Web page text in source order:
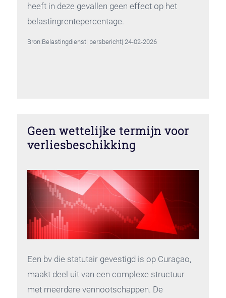
heeft in deze gevallen geen effect op het
belastingrentepercentage.
Bron:Belastingdienst| persbericht| 24-02-2026
Geen wettelijke termijn voor
verliesbeschikking
Een bv die statutair gevestigd is op Curaçao,
maakt deel uit van een complexe structuur
met meerdere vennootschappen. De